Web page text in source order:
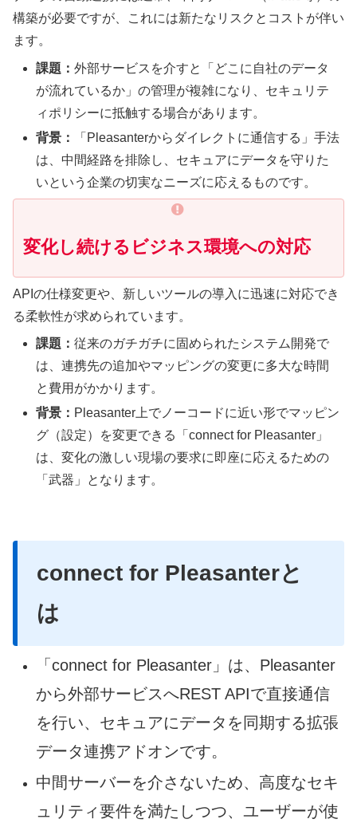
構築が必要ですが、これには新たなリスクとコストが伴い
ます。
課題：外部サービスを介すと「どこに自社のデータ
が流れているか」の管理が複雑になり、セキュリテ
ィポリシーに抵触する場合があります。
背景：
「Pleasanterからダイレクトに通信する」手法
は、中間経路を排除し、セキュアにデータを守りた
いという企業の切実なニーズに応えるものです。
変化し続けるビジネス環境への対応
APIの仕様変更や、新しいツールの導入に迅速に対応でき
る柔軟性が求められています。
課題：従来のガチガチに固められたシステム開発で
は、連携先の追加やマッピングの変更に多大な時間
と費用がかかります。
背景： Pleasanter上でノーコードに近い形でマッピン
グ（設定）を変更できる「connect for Pleasanter」
は、変化の激しい現場の要求に即座に応えるための
「武器」となります。
connect for Pleasanterと
は
「connect for Pleasanter」は、Pleasanter
から外部サービスへREST APIで直接通信
を行い、セキュアにデータを同期する拡張
データ連携アドオンです。
中間サーバーを介さないため、高度なセキ
ュリティ要件を満たしつつ、ユーザーが使